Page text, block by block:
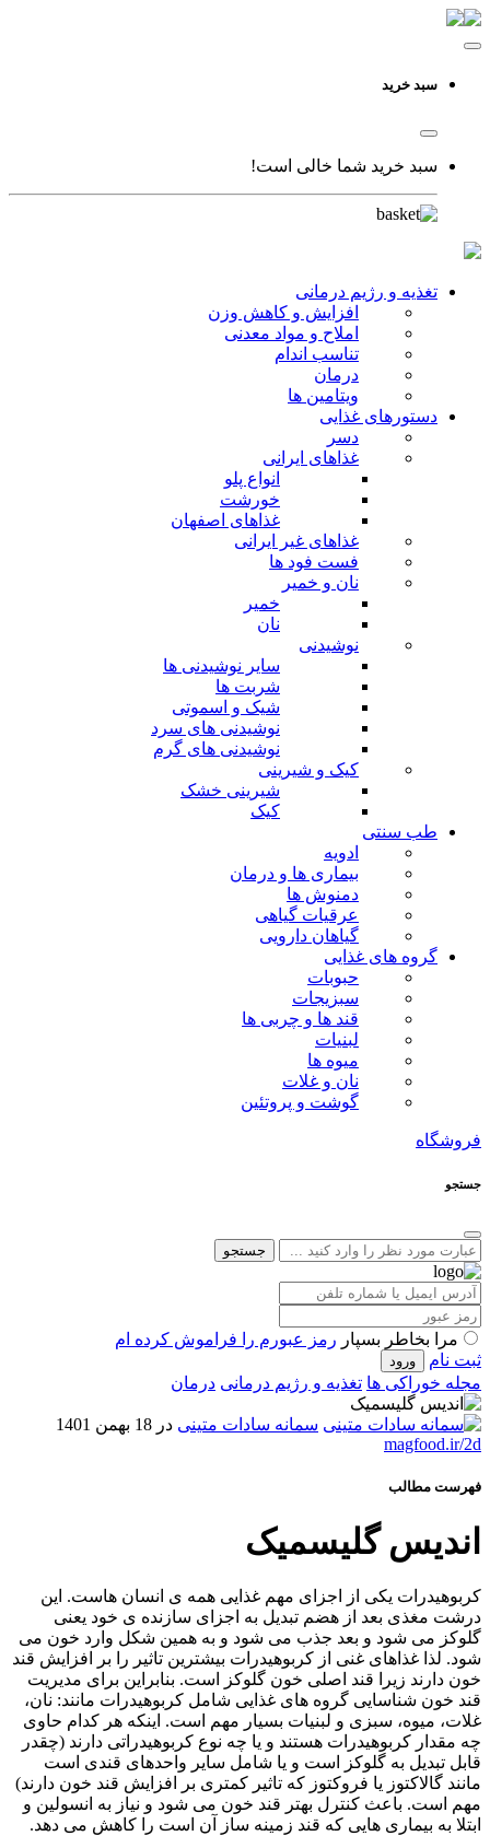
سبد خرید
سبد خرید شما خالی است!
تغذیه و رژیم درمانی
افزایش و کاهش وزن
املاح و مواد معدنی
تناسب اندام
درمان
ویتامین ها
دستورهای غذایی
دسر
غذاهای ایرانی
انواع پلو
خورشت
غذاهای اصفهان
غذاهای غیر ایرانی
فست فود ها
نان و خمیر
خمیر
نان
نوشیدنی
سایر نوشیدنی ها
شربت ها
شیک و اسموتی
نوشیدنی های سرد
نوشیدنی های گرم
کیک و شیرینی
شیرینی خشک
کیک
طب سنتی
ادویه
بیماری ها و درمان
دمنوش ها
عرقیات گیاهی
گیاهان دارویی
گروه های غذایی
حبوبات
سبزیجات
قند ها و چربی ها
لبنیات
میوه ها
نان و غلات
گوشت و پروتئین
فروشگاه
جستجو
جستجو
مرا بخاطر بسپار رمز عبورم را فراموش کرده ام
ثبت نام
مجله خوراکی ها تغذیه و رژیم درمانی درمان
سمانه سادات متینی در 18 بهمن 1401
magfood.ir/2d
فهرست مطالب
اندیس گلیسمیک
کربوهیدرات یکی از اجزای مهم غذایی همه ی انسان هاست. این
درشت مغذی بعد از هضم تبدیل به اجزای سازنده ی خود یعنی
گلوکز می شود و بعد جذب می شود و به همین شکل وارد خون می
شود. لذا غذاهای غنی از کربوهیدرات بیشترین تاثیر را بر افزایش قند
خون دارند زیرا قند اصلی خون گلوکز است. بنابراین برای مدیریت
قند خون شناسایی گروه های غذایی شامل کربوهیدرات مانند: نان،
غلات، میوه، سبزی و لبنیات بسیار مهم است. اینکه هر کدام حاوی
چه مقدار کربوهیدرات هستند و یا چه نوع کربوهیدراتی دارند (چقدر
قابل تبدیل به گلوکز است و یا شامل سایر واحدهای قندی است
مانند گالاکتوز یا فروکتوز که تاثیر کمتری بر افزایش قند خون دارند)
مهم است. باعث کنترل بهتر قند خون می شود و نیاز به انسولین و
ابتلا به بیماری هایی که قند زمینه ساز آن است را کاهش می دهد.